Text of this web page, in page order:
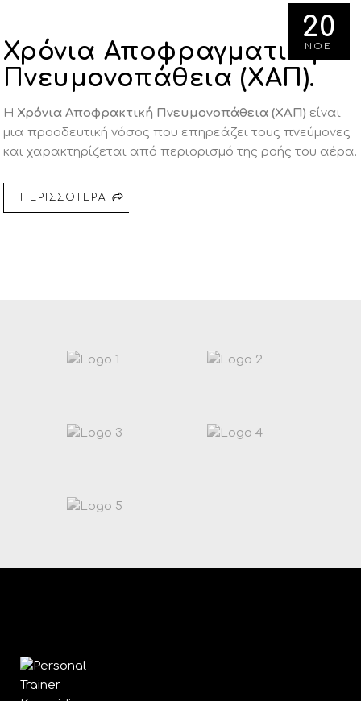
20
ΝΟΕ
Χρόνια Αποφραγματική
Πνευμονοπάθεια (ΧΑΠ).
Η Χρόνια Αποφρακτική Πνευμονοπάθεια (ΧΑΠ) είναι
μια προοδευτική νόσος που επηρεάζει τους πνεύμονες
και χαρακτηρίζεται από περιορισμό της ροής του αέρα.
ΠΕΡΙΣΣΟΤΕΡΑ